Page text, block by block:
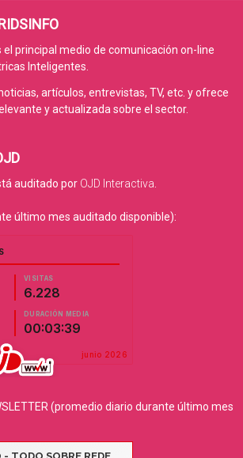
el principal medio de comunicación on-line
Inteligentes.
artículos, entrevistas, TV, etc. y ofrece
y actualizada sobre el sector.
auditado por OJD Interactiva
último mes auditado disponible):
(promedio diario durante último mes